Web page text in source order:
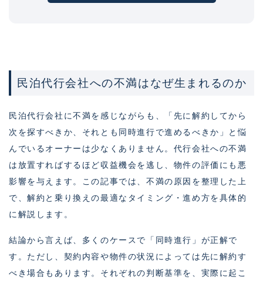
民泊代行会社への不満はなぜ生まれるのか
民泊代行会社に不満を感じながらも、「先に解約してから
次を探すべきか、それとも同時進行で進めるべきか」と悩
んでいるオーナーは少なくありません。代行会社への不満
は放置すればするほど収益機会を逃し、物件の評価にも悪
影響を与えます。この記事では、不満の原因を整理した上
で、解約と乗り換えの最適なタイミング・進め方を具体的
に解説します。
結論から言えば、多くのケースで「同時進行」が正解で
す。ただし、契約内容や物件の状況によっては先に解約す
べき場合もあります。それぞれの判断基準を、実際に起こ